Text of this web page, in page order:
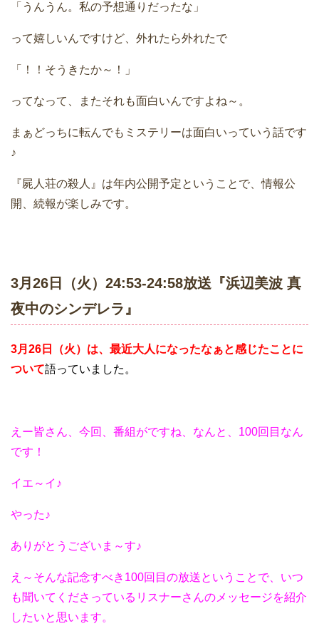
「うんうん。私の予想通りだったな」
って嬉しいんですけど、外れたら外れたで
「！！そうきたか～！」
ってなって、またそれも面白いんですよね～。
まぁどっちに転んでもミステリーは面白いっていう話です
♪
『屍人荘の殺人』は年内公開予定ということで、情報公
開、続報が楽しみです。
3月26日（火）24:53-24:58放送『浜辺美波 真
夜中のシンデレラ』
3月26日（火）は、最近大人になったなぁと感じたことに
ついて語っていました。
えー皆さん、今回、番組がですね、なんと、100回目なん
です！
イエ～イ♪
やった♪
ありがとうございま～す♪
え～そんな記念すべき100回目の放送ということで、いつ
も聞いてくださっているリスナーさんのメッセージを紹介
したいと思います。